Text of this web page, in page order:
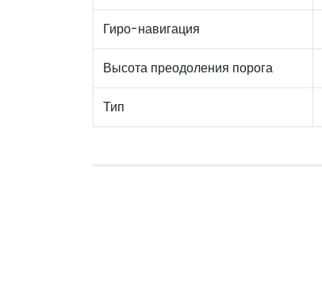
Гиро-навигация
Высота преодоления порога
Тип